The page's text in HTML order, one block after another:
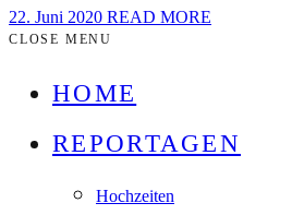
22. Juni 2020 READ MORE
CLOSE MENU
HOME
REPORTAGEN
Hochzeiten